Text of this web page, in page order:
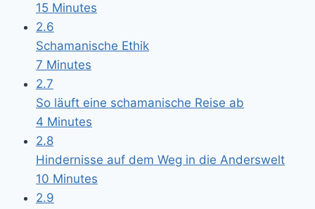
15 Minutes
2.6
Schamanische Ethik
7 Minutes
2.7
So läuft eine schamanische Reise ab
4 Minutes
2.8
Hindernisse auf dem Weg in die Anderswelt
10 Minutes
2.9